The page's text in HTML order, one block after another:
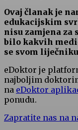
Ovaj članak je
edukacijskim
nisu zamjena
bilo kakvih
se svom
eDoktor je
najboljim
na eDoktor
ponudu.
Zapratite nas na